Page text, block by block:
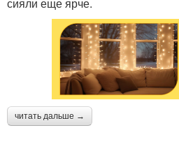
сияли еще ярче.
читать дальше →